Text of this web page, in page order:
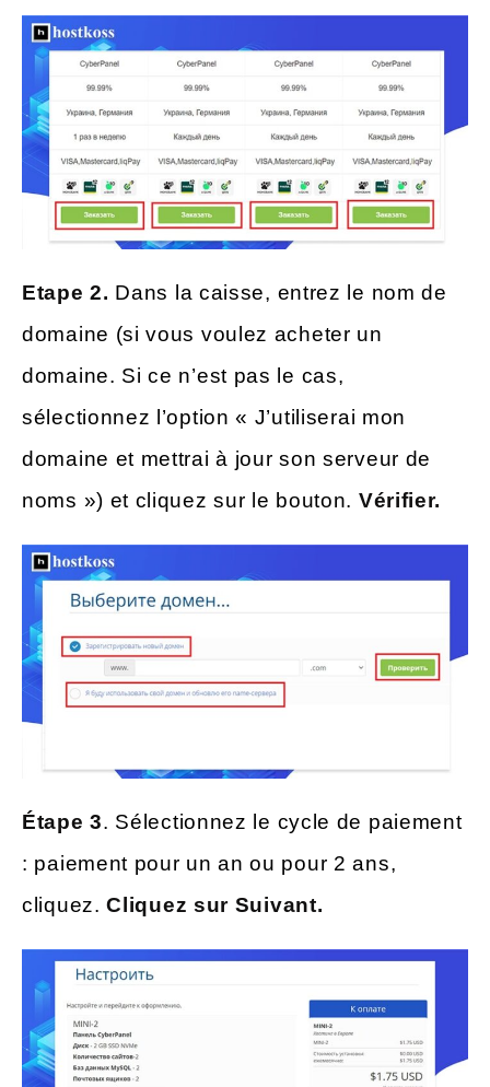
Etape 2. Dans la caisse, entrez le nom de
domaine (si vous voulez acheter un
domaine. Si ce n’est pas le cas,
sélectionnez l’option « J’utiliserai mon
domaine et mettrai à jour son serveur de
noms ») et cliquez sur le bouton. Vérifier.
Étape 3. Sélectionnez le cycle de paiement
: paiement pour un an ou pour 2 ans,
cliquez.Cliquez sur Suivant.